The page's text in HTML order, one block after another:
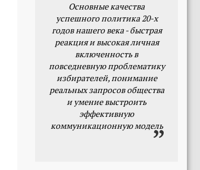
Основные качества
успешного политика 20-х
годов нашего века - быстрая
реакция и высокая личная
включенность в
повседневную проблематику
избирателей, понимание
реальных запросов общества
и умение выстроить
эффективную
коммуникационную модель